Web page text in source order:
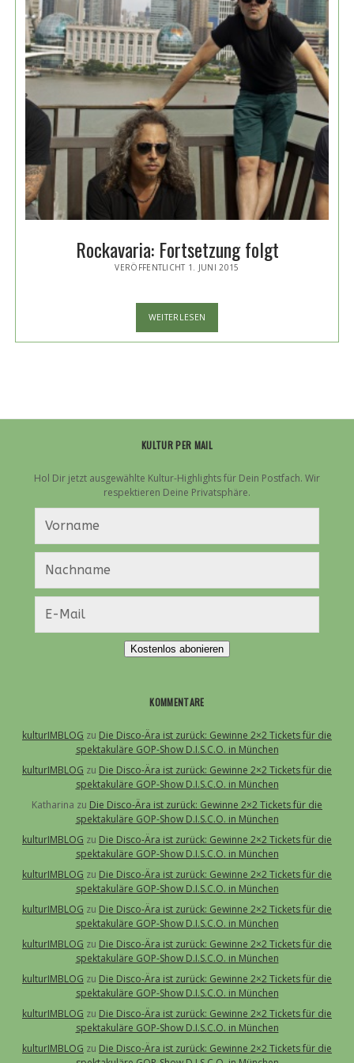
Rockavaria: Fortsetzung folgt
VERÖFFENTLICHT 1. JUNI 2015
WEITERLESEN
FORTSETZUNG
KULTUR PER MAIL
Hol Dir jetzt ausgewählte Kultur-Highlights für Dein Postfach. Wir
respektieren Deine Privatsphäre.
Kostenlos abonieren
KOMMENTARE
kulturIMBLOG zu Die Disco-Ära ist zurück: Gewinne 2×2 Tickets für die
spektakuläre GOP-Show D.I.S.C.O. in München
kulturIMBLOG zu Die Disco-Ära ist zurück: Gewinne 2×2 Tickets für die
spektakuläre GOP-Show D.I.S.C.O. in München
Katharina zu Die Disco-Ära ist zurück: Gewinne 2×2 Tickets für die
spektakuläre GOP-Show D.I.S.C.O. in München
kulturIMBLOG zu Die Disco-Ära ist zurück: Gewinne 2×2 Tickets für die
spektakuläre GOP-Show D.I.S.C.O. in München
kulturIMBLOG zu Die Disco-Ära ist zurück: Gewinne 2×2 Tickets für die
spektakuläre GOP-Show D.I.S.C.O. in München
kulturIMBLOG zu Die Disco-Ära ist zurück: Gewinne 2×2 Tickets für die
spektakuläre GOP-Show D.I.S.C.O. in München
kulturIMBLOG zu Die Disco-Ära ist zurück: Gewinne 2×2 Tickets für die
spektakuläre GOP-Show D.I.S.C.O. in München
kulturIMBLOG zu Die Disco-Ära ist zurück: Gewinne 2×2 Tickets für die
spektakuläre GOP-Show D.I.S.C.O. in München
kulturIMBLOG zu Die Disco-Ära ist zurück: Gewinne 2×2 Tickets für die
spektakuläre GOP-Show D.I.S.C.O. in München
kulturIMBLOG zu Die Disco-Ära ist zurück: Gewinne 2×2 Tickets für die